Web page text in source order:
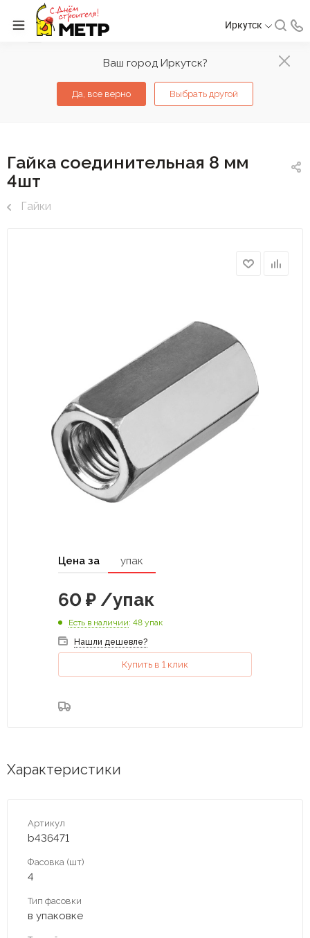
Ваш город Иркутск?
Да, все верно Выбрать другой
Иркутск
Гайка соединительная 8 мм
4шт
Гайки
Цена за упак
60 ₽ /упак
Есть в наличии: 48 упак
Нашли дешевле?
Купить в 1 клик
Характеристики
Артикул
b436471
Фасовка (шт)
4
Тип фасовки
в упаковке